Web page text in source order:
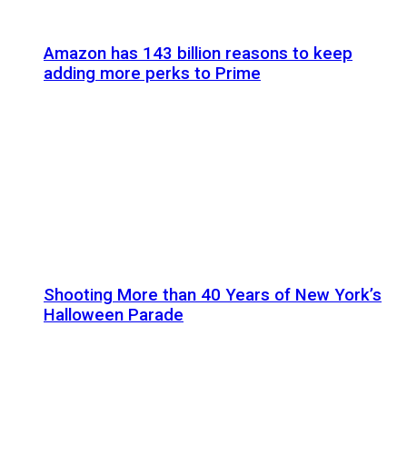
Amazon has 143 billion reasons to keep
adding more perks to Prime
Shooting More than 40 Years of New York’s
Halloween Parade